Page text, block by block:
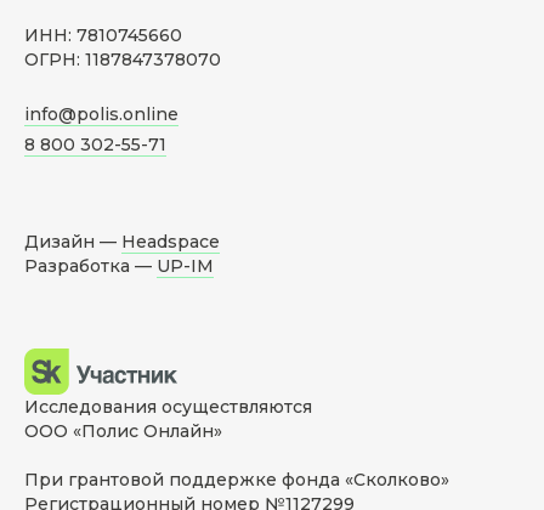
ИНН: 7810745660
ОГРН: 1187847378070
info@polis.online
8 800 302-55-71
Дизайн — Headspace
Разработка — UP-IM
Исследования осуществляются
ООО «Полис Онлайн»
При грантовой поддержке фонда «Сколково»
Регистрационный номер №1127299